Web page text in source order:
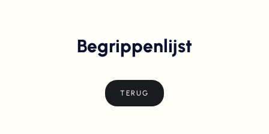
Begrippenlijst
TERUG